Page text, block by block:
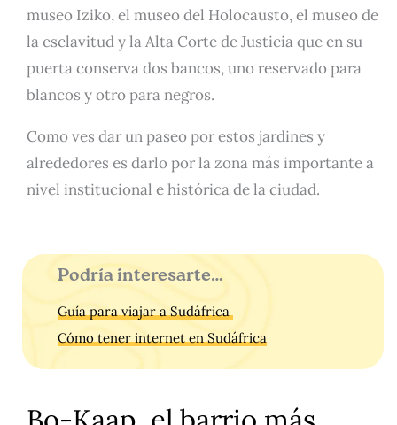
museo Iziko, el museo del Holocausto, el museo de
la esclavitud y la Alta Corte de Justicia que en su
puerta conserva dos bancos, uno reservado para
blancos y otro para negros.
Como ves dar un paseo por estos jardines y
alrededores es darlo por la zona más importante a
nivel institucional e histórica de la ciudad.
Podría interesarte…
Guía para viajar a Sudáfrica
Cómo tener internet en Sudáfrica